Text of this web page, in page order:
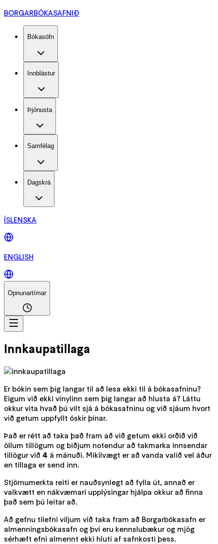
BORGARBÓKASAFNIÐ
Bókasöfn
Innblástur
Þjónusta
Samfélag
Dagskrá
ÍSLENSKA
ENGLISH
Opnunartímar
Innkaupatillaga
Er bókin sem þig langar til að lesa ekki til á bókasafninu?
Eigum við ekki vínylinn sem þig langar að hlusta á? Láttu
okkur vita hvað þú vilt sjá á bókasafninu og við sjáum hvort
við getum uppfyllt óskir þínar.
Það er rétt að taka það fram að við getum ekki orðið við
öllum tillögum og biðjum notendur að takmarka innsendar
tillögur við 4 á mánuði. Mikilvægt er að vanda valið vel áður
en tillaga er send inn.
Stjörnumerkta reiti er nauðsynlegt að fylla út, annað er
valkvætt en nákvæmari upplýsingar hjálpa okkur að finna
það sem þú leitar að.
Að gefnu tilefni viljum við taka fram að Borgarbókasafn er
almenningsbókasafn og því eru kennslubækur og mjög
sérhæft efni almennt ekki hluti af safnkosti þess.